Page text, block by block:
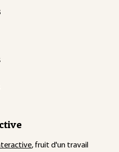
, fruit d'un travail